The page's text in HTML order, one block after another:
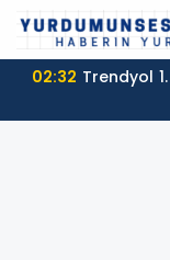
02:32 Trendyol